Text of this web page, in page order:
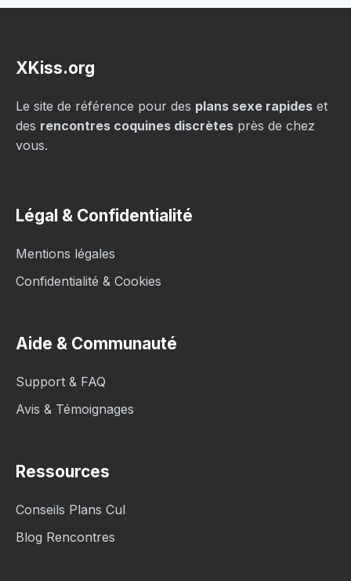
XKiss.org
Le site de référence pour des plans sexe rapides et
des rencontres coquines discrètes près de chez
vous.
Légal & Confidentialité
Mentions légales
Confidentialité & Cookies
Aide & Communauté
Support & FAQ
Avis & Témoignages
Ressources
Conseils Plans Cul
Blog Rencontres